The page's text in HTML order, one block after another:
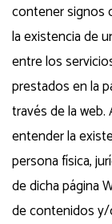
contener signos
la existencia de
entre los
prestados en la
través de la
entender la
persona física,
de dicha página
de contenidos y/